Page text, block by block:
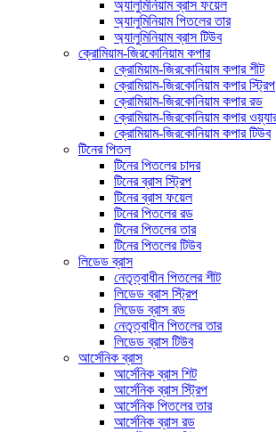
অ্যালুমিনিয়াম ব্রাস ফয়েল
অ্যালুমিনিয়াম পিতলের তার
অ্যালুমিনিয়াম ব্রাস টিউব
ক্রোমিয়াম-জিরকোনিয়াম কপার
ক্রোমিয়াম-জিরকোনিয়াম কপার শীট
ক্রোমিয়াম-জিরকোনিয়াম কপার স্ট্রিপ
ক্রোমিয়াম-জিরকোনিয়াম কপার রড
ক্রোমিয়াম-জিরকোনিয়াম কপার
ক্রোমিয়াম-জিরকোনিয়াম কপার টিউব
টিনের পিতল
টিনের পিতলের চাদর
টিনের ব্রাস স্ট্রিপ
টিনের ব্রাস ফয়েল
টিনের পিতলের রড
টিনের পিতলের তার
টিনের পিতলের টিউব
লিডেড ব্রাস
নেতৃত্বাধীন পিতলের শীট
লিডেড ব্রাস স্ট্রিপ
লিডেড ব্রাস রড
নেতৃত্বাধীন পিতলের তার
লিডেড ব্রাস টিউব
আর্সেনিক ব্রাস
আর্সেনিক ব্রাস শিট
আর্সেনিক ব্রাস স্ট্রিপ
আর্সেনিক পিতলের তার
আর্সেনিক ব্রাস রড